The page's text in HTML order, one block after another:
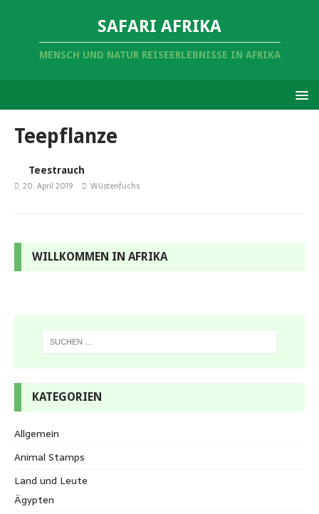
SAFARI AFRIKA
MENSCH UND NATUR REISEERLEBNISSE IN AFRIKA
Teepflanze
Teestrauch
20. April 2019 Wüstenfuchs
WILLKOMMEN IN AFRIKA
KATEGORIEN
Allgemein
Animal Stamps
Land und Leute
Ägypten